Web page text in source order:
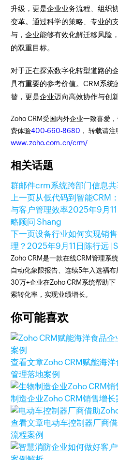
升级，更是企业业务流程、组织
变革。通过科学的策略、专业的
与，企业能够有效化解迁移风险
的双重目标。
对于正在探索数字化转型道路的
具有重要的参考价值。CRM系统
替，更是企业迈向高效协作与创
Zoho CRM受国内外企业一致喜爱
费体验400-660-8680 ， 转载请
www.zoho.com.cn/crm/
相关话题
群邮件crm系统跨部门信息
上一页从低代码到智能CRM
与客户管理效率2025年9月11
略顾问 Shang
下一页设备行业如何实现销
理？2025年9月11日 陈行远 |
Zoho CRM是一款在线CRM管理系
自动化象限报告、连续5年入选福
30万+企业在Zoho CRM系统帮助
索转化率，实现业绩增长。
你可能喜欢
查看文章Zoho CRM赋能海
管理落地案例
制造企业Zoho CRM销售增长
查看文章电动车控制器厂商
流程案例